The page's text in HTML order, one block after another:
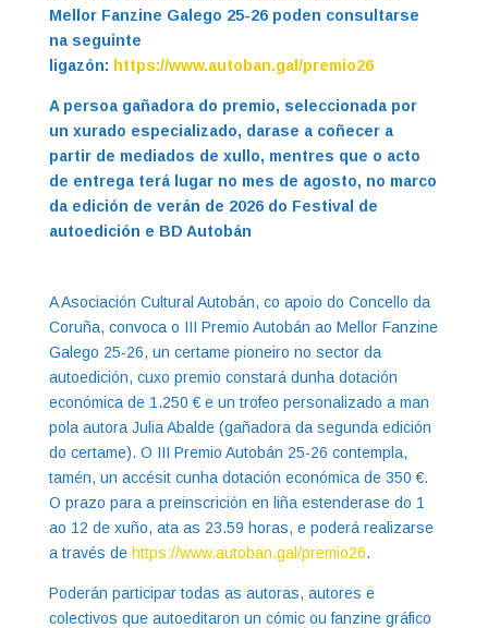
Mellor Fanzine Galego 25-26 poden consultarse
na seguinte
ligazón: https://www.autoban.gal/premio26
A persoa gañadora do premio, seleccionada por
un xurado especializado, darase a coñecer a
partir de mediados de xullo, mentres que o acto
de entrega terá lugar no mes de agosto, no marco
da edición de verán de 2026 do Festival de
autoedición e BD Autobán
A Asociación Cultural Autobán, co apoio do Concello da
Coruña, convoca o III Premio Autobán ao Mellor Fanzine
Galego 25-26, un certame pioneiro no sector da
autoedición, cuxo premio constará dunha dotación
económica de 1.250 € e un trofeo personalizado a man
pola autora Julia Abalde (gañadora da segunda edición
do certame). O III Premio Autobán 25-26 contempla,
tamén, un accésit cunha dotación económica de 350 €.
O prazo para a preinscrición en liña estenderase do 1
ao 12 de xuño, ata as 23.59 horas, e poderá realizarse
a través de https://www.autoban.gal/premio26.
Poderán participar todas as autoras, autores e
colectivos que autoeditaron un cómic ou fanzine gráfico